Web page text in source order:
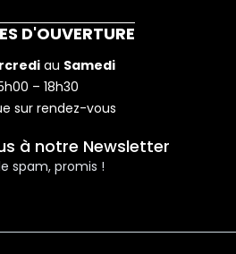
m -
i
D'OUVERTURE
au Samedi
– 18h30
sur rendez-vous
à notre Newsletter
spam, promis !